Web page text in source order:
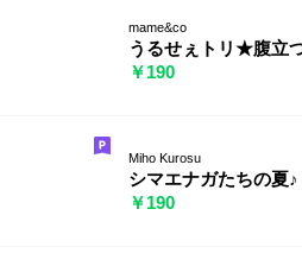
mame&co
うるせぇトリ★腹立
￥190
Miho Kurosu
シマエナガたちの夏♪
￥190